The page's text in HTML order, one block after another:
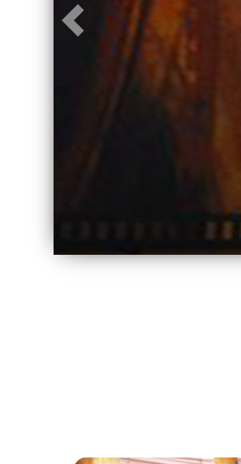
Précédent